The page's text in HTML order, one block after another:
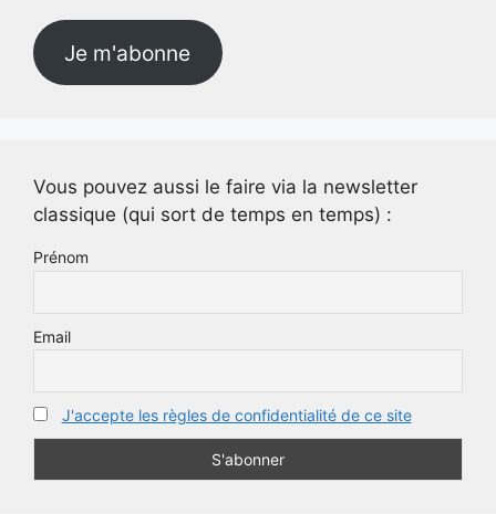
Je m'abonne
Vous pouvez aussi le faire via la newsletter
classique (qui sort de temps en temps) :
Prénom
Email
J'accepte les règles de confidentialité de ce site